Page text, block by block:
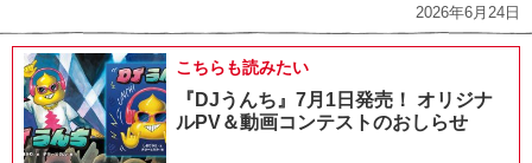
2026年6月24日
こちらも読みたい
『DJうんち』7月1日発売！ オリジナ
ルPV＆動画コンテストのおしらせ